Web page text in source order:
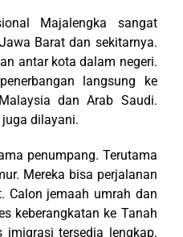
Majalengka sangat
Barat dan sekitarnya.
antar kota dalam negeri.
langsung ke
dan Arab Saudi.
dilayani.
penumpang. Terutama
Mereka bisa perjalanan
Calon jemaah umrah dan
keberangkatan ke Tanah
tersedia lengkap.